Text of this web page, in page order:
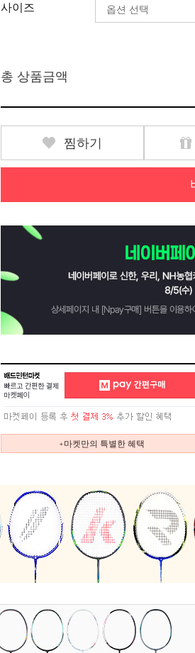
사이즈
총 상품금액
찜하기
+마켓만의 특별한 혜택